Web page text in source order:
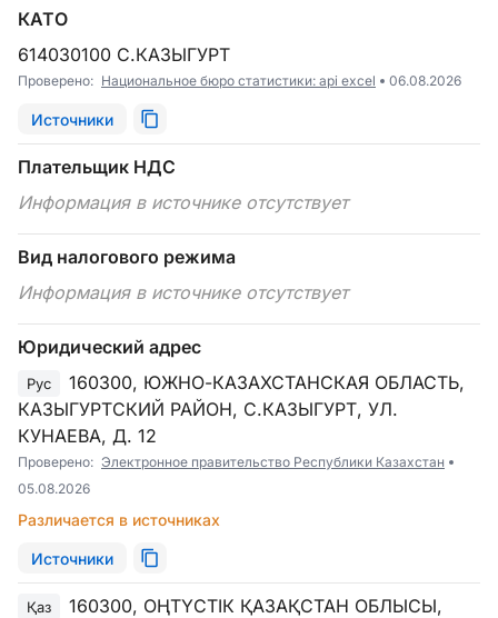
КАТО
614030100 С.КАЗЫГУРТ
Проверено: Национальное бюро статистики: api excel 06.08.2026
Источники
Плательщик НДС
Информация в источнике отсутствует
Вид налогового режима
Информация в источнике отсутствует
Юридический адрес
Рус
160300, ЮЖНО-КАЗАХСТАНСКАЯ ОБЛАСТЬ,
КАЗЫГУРТСКИЙ РАЙОН, С.КАЗЫГУРТ, УЛ.
КУНАЕВА, Д. 12
Проверено: Электронное правительство Республики Казахстан
05.08.2026
Различается в источниках
Источники
Қаз
160300, ОҢТҮСТІК ҚАЗАҚСТАН ОБЛЫСЫ,